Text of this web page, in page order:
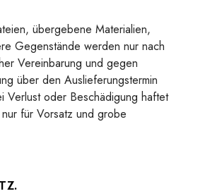
übergebene Materialien,
Gegenstände werden nur nach
Vereinbarung und gegen
über den Auslieferungstermin
Verlust oder Beschädigung haftet
für Vorsatz und grobe